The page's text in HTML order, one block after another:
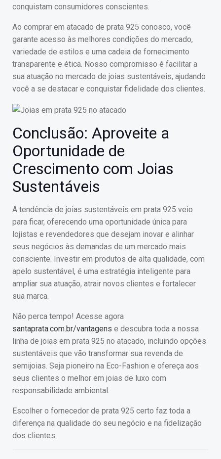
conquistam consumidores conscientes.
Ao comprar em atacado de prata 925 conosco, você
garante acesso às melhores condições do mercado,
variedade de estilos e uma cadeia de fornecimento
transparente e ética. Nosso compromisso é facilitar a
sua atuação no mercado de joias sustentáveis, ajudando
você a se destacar e conquistar fidelidade dos clientes.
Conclusão: Aproveite a
Oportunidade de
Crescimento com Joias
Sustentáveis
A tendência de joias sustentáveis em prata 925 veio
para ficar, oferecendo uma oportunidade única para
lojistas e revendedores que desejam inovar e alinhar
seus negócios às demandas de um mercado mais
consciente. Investir em produtos de alta qualidade, com
apelo sustentável, é uma estratégia inteligente para
ampliar sua atuação, atrair novos clientes e fortalecer
sua marca.
Não perca tempo! Acesse agora
santaprata.com.br/vantagens e descubra toda a nossa
linha de joias em prata 925 no atacado, incluindo opções
sustentáveis que vão transformar sua revenda de
semijoias. Seja pioneiro na Eco-Fashion e ofereça aos
seus clientes o melhor em joias de luxo com
responsabilidade ambiental.
Escolher o fornecedor de prata 925 certo faz toda a
diferença na qualidade do seu negócio e na fidelização
dos clientes.